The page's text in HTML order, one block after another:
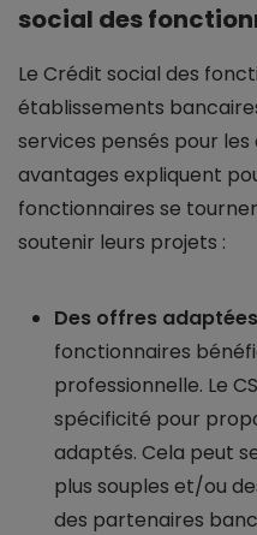
social des
Le Crédit social des
établissements
services pensés pour les
avantages expliquent
fonctionnaires se
soutenir leurs projets :
Des offres
fonctionnaires
professionnelle. Le
spécificité pour
adaptés. Cela peut
plus souples et/ou
des partenaires